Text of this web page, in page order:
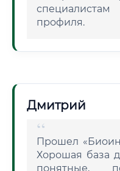
профиля.
Дмитрий
Прошел
Хорошая база
понятные,